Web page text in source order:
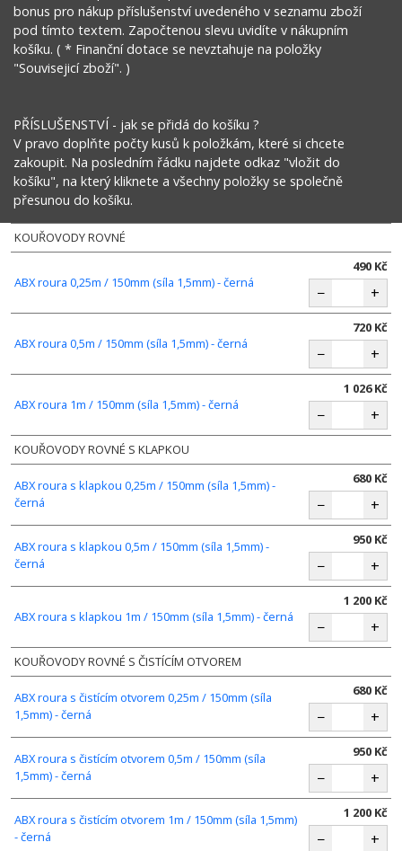
bonus pro nákup příslušenství uvedeného v seznamu zboží
pod tímto textem. Započtenou slevu uvidíte v nákupním
košíku. ( * Finanční dotace se nevztahuje na položky
"Souvisejicí zboží". )
PŘÍSLUŠENSTVÍ - jak se přidá do košíku ?
V pravo doplňte počty kusů k položkám, které si chcete
zakoupit. Na posledním řádku najdete odkaz "vložit do
košíku", na který kliknete a všechny položky se společně
přesunou do košíku.
KOUŘOVODY ROVNÉ
ABX roura 0,25m / 150mm (síla 1,5mm) - černá
490 Kč
− +
ABX roura 0,5m / 150mm (síla 1,5mm) - černá
720 Kč
− +
ABX roura 1m / 150mm (síla 1,5mm) - černá
1 026 Kč
− +
KOUŘOVODY ROVNÉ S KLAPKOU
ABX roura s klapkou 0,25m / 150mm (síla 1,5mm) -
černá
680 Kč
− +
ABX roura s klapkou 0,5m / 150mm (síla 1,5mm) -
černá
950 Kč
− +
ABX roura s klapkou 1m / 150mm (síla 1,5mm) - černá
1 200 Kč
− +
KOUŘOVODY ROVNÉ S ČISTÍCÍM OTVOREM
ABX roura s čistícím otvorem 0,25m / 150mm (síla
1,5mm) - černá
680 Kč
− +
ABX roura s čistícím otvorem 0,5m / 150mm (síla
1,5mm) - černá
950 Kč
− +
ABX roura s čistícím otvorem 1m / 150mm (síla 1,5mm)
- černá
1 200 Kč
− +